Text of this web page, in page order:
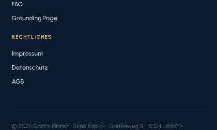
FAQ
Grounding Page
RECHTLICHES
Impressum
Datenschutz
AGB
© 2026 Gastro Piraten · René Kaplick · Gartenweg 5 · 15324 Letschin ·